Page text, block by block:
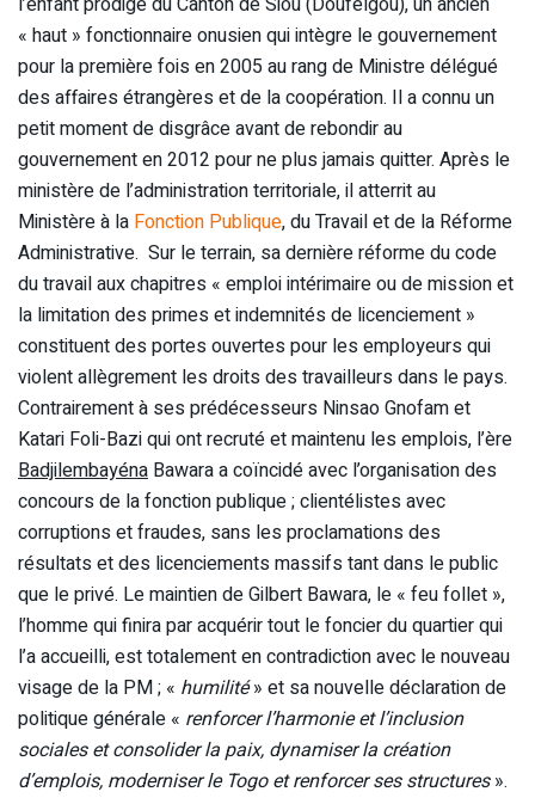
« haut » fonctionnaire onusien qui intègre le gouvernement
pour la première fois en 2005 au rang de Ministre délégué
des affaires étrangères et de la coopération. Il a connu un
petit moment de disgrâce avant de rebondir au
gouvernement en 2012 pour ne plus jamais quitter. Après le
ministère de l’administration territoriale, il atterrit au
Ministère à la Fonction Publique, du Travail et de la Réforme
Administrative. Sur le terrain, sa dernière réforme du code
du travail aux chapitres « emploi intérimaire ou de mission et
la limitation des primes et indemnités de licenciement »
constituent des portes ouvertes pour les employeurs qui
violent allègrement les droits des travailleurs dans le pays.
Contrairement à ses prédécesseurs Ninsao Gnofam et
Katari Foli-Bazi qui ont recruté et maintenu les emplois, l’ère
Badjilembayéna Bawara a coïncidé avec l’organisation des
concours de la fonction publique ; clientélistes avec
corruptions et fraudes, sans les proclamations des
résultats et des licenciements massifs tant dans le public
que le privé. Le maintien de Gilbert Bawara, le « feu follet »,
l’homme qui finira par acquérir tout le foncier du quartier qui
l’a accueilli, est totalement en contradiction avec le nouveau
visage de la PM ; « humilité» et sa nouvelle déclaration de
politique générale « renforcer l’harmonie et l’inclusion
sociales et consolider la paix, dynamiser la création
d’emplois, moderniser le Togo et renforcer ses structures».